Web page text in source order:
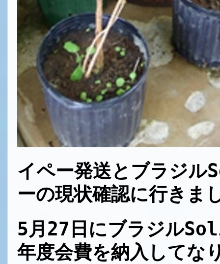
イペー発送とブラジ
ーの現状確認に行きま
5月27日にブラジル
年度会費を納入してな